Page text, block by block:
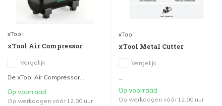
xTool
xTool Air Compressor
Vergelijk
De xTool Air Compressor...
Op voorraad
Op werkdagen vóór 12.00 uur
xTool
xTool Metal Cutter
Vergelijk
...
Op voorraad
Op werkdagen vóór 12.00 uur